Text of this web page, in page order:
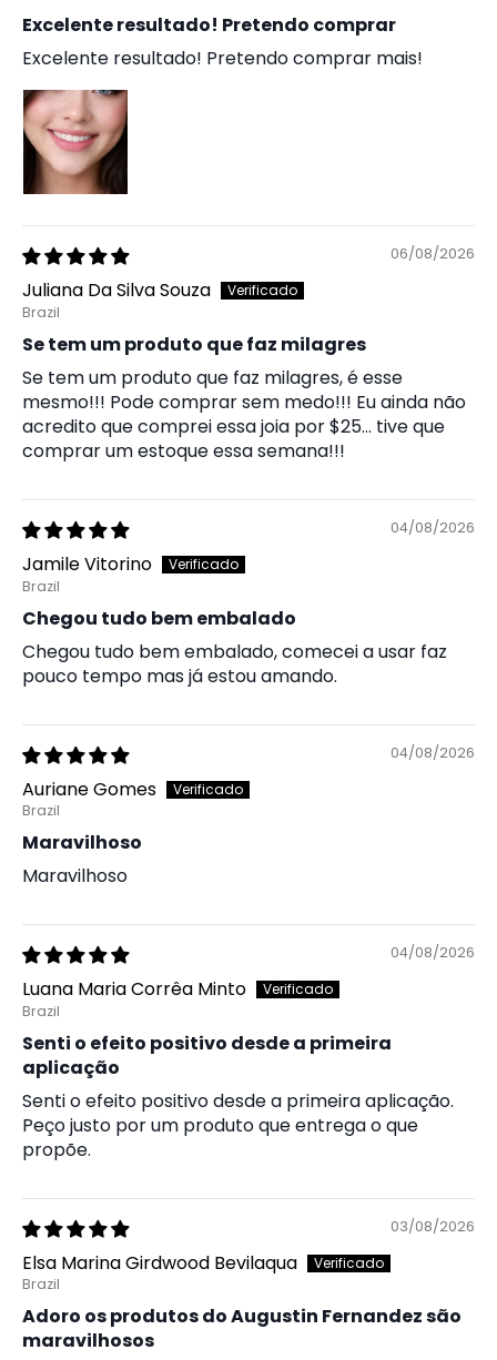
Excelente resultado! Pretendo comprar
Excelente resultado! Pretendo comprar mais!
06/08/2026
Juliana Da Silva Souza
Brazil
Se tem um produto que faz milagres
Se tem um produto que faz milagres, é esse
mesmo!!! Pode comprar sem medo!!! Eu ainda não
acredito que comprei essa joia por $25… tive que
comprar um estoque essa semana!!!
04/08/2026
Jamile Vitorino
Brazil
Chegou tudo bem embalado
Chegou tudo bem embalado, comecei a usar faz
pouco tempo mas já estou amando.
04/08/2026
Auriane Gomes
Brazil
Maravilhoso
Maravilhoso
04/08/2026
Luana Maria Corrêa Minto
Brazil
Senti o efeito positivo desde a primeira
aplicação
Senti o efeito positivo desde a primeira aplicação.
Peço justo por um produto que entrega o que
propõe.
03/08/2026
Elsa Marina Girdwood Bevilaqua
Brazil
Adoro os produtos do Augustin Fernandez são
maravilhosos